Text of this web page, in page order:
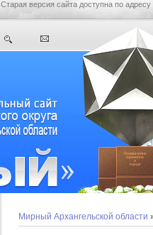
Старая версия сайта доступна по адресу
Мирный Архангельской области